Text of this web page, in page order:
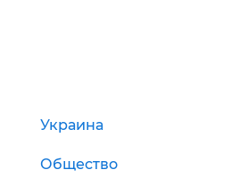
Украина
Общество